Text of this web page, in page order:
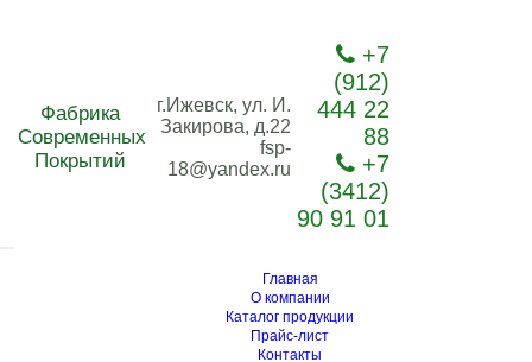
Фабрика
Современных
Покрытий
г.Ижевск, ул. И.
Закирова, д.22
fsp-
18@yandex.ru
+7
(912)
444 22
88
+7
(3412)
90 91 01
Главная
О компании
Каталог продукции
Прайс-лист
Контакты